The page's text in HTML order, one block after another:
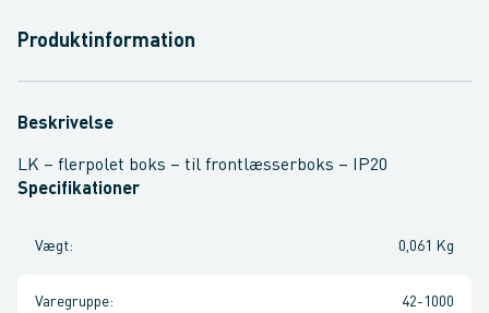
Produktinformation
Beskrivelse
LK – flerpolet boks – til frontlæsserboks – IP20
Specifikationer
Vægt: 0,061 Kg
Varegruppe: 42-1000